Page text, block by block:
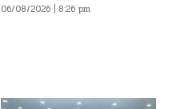
06/08/2026 | 8:26 pm